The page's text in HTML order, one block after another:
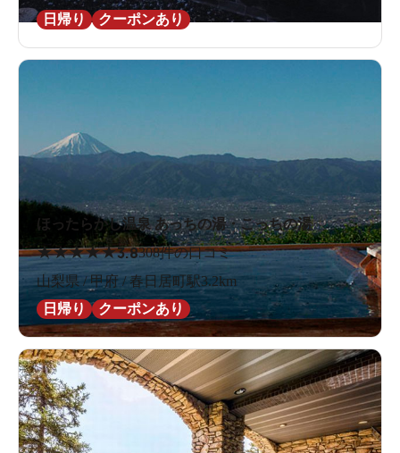
日帰り
クーポンあり
ほったらかし温泉 あっちの湯・こっちの湯
★★★★★3.8308件の口コミ
山梨県 / 甲府 / 春日居町駅3.2km
日帰り
クーポンあり